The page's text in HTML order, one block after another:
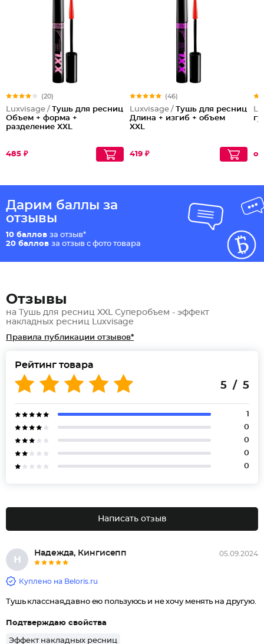
(20)
Luxvisage / Тушь для ресниц
Объем + форма +
разделение XXL
485 ₽
(46)
Luxvisage / Тушь для ресниц
Длина + изгиб + объем
XXL
419 ₽ от
Дарим баллы за
отзывы
10 баллов за отзыв*
20 баллов за отзыв с фото товара
Отзывы
на Тушь для ресниц XXL Суперобъем - эффект
накладных ресниц Luxvisage
Правила публикации отзывов*
Рейтинг товара
5 / 5
1
0
0
0
0
Написать отзыв
Н
Надежда, Кингисепп 05.09.2024
Куплено на Beloris.ru
Тушь классная,давно ею пользуюсь и не хочу менять на другую.
Подтверждаю свойства
Эффект накладных ресниц